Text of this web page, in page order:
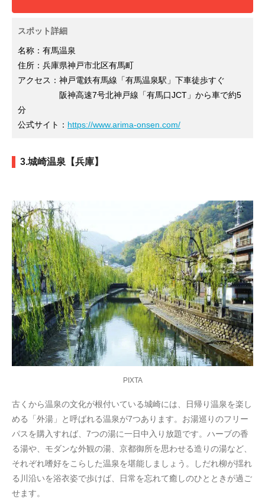
スポット詳細
名称：有馬温泉
住所：兵庫県神戸市北区有馬町
アクセス：神戸電鉄有馬線「有馬温泉駅」下車徒歩すぐ
阪神高速7号北神戸線「有馬口JCT」から車で約5
分
公式サイト： https://www.arima-onsen.com/
3.城崎温泉【兵庫】
PIXTA
古くから温泉の文化が根付いている城崎には、日帰り温泉を楽し
める「外湯」と呼ばれる温泉が7つあります。お湯巡りのフリー
パスを購入すれば、7つの湯に一日中入り放題です。ハーブの香
る湯や、モダンな外観の湯、京都御所を思わせる造りの湯など、
それぞれ嗜好をこらした温泉を堪能しましょう。しだれ柳が揺れ
る川沿いを浴衣姿で歩けば、日常を忘れて癒しのひとときが過ご
せます。